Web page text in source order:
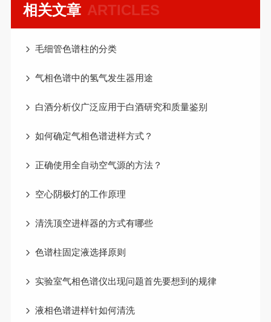
ARTICLES
相关文章
毛细管色谱柱的分类
气相色谱中的氢气发生器用途
白酒分析仪广泛应用于白酒研究和质量鉴别
如何确定气相色谱进样方式？
正确使用全自动空气源的方法？
空心阴极灯的工作原理
清洗顶空进样器的方式有哪些
色谱柱固定液选择原则
实验室气相色谱仪出现问题首先要想到的规律
液相色谱进样针如何清洗